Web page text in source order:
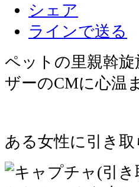
シェア
ラインで送る
ペットの里親斡
ザーのCMに心温
ある女性に引き